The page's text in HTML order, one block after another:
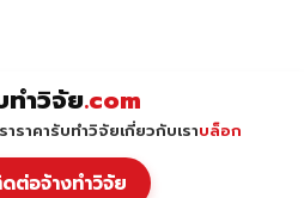
ทำวิจัย.com
าราคารับทำวิจัยเกี่ยวกับเราบล็อก
ต่อจ้างทำวิจัย